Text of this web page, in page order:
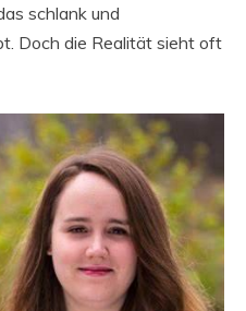
schlank und
Doch die Realität sieht oft